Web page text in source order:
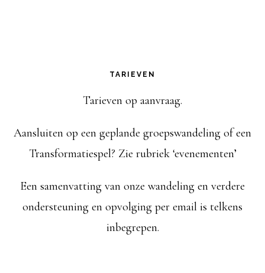
TARIEVEN
Tarieven op aanvraag.
Aansluiten op een geplande groepswandeling of een
Transformatiespel? Zie rubriek ‘evenementen’
Een samenvatting van onze wandeling en verdere
ondersteuning en opvolging per email is telkens
inbegrepen.